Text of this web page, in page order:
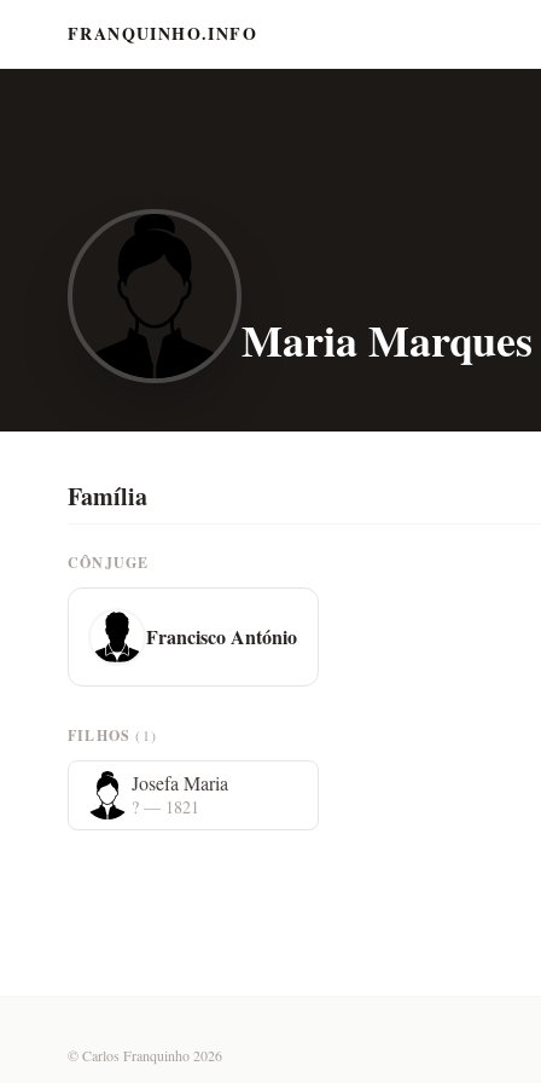
FRANQUINHO.INFO
Maria Marques
Família
CÔNJUGE
Francisco António
FILHOS(1)
Josefa Maria
? — 1821
© Carlos Franquinho 2026